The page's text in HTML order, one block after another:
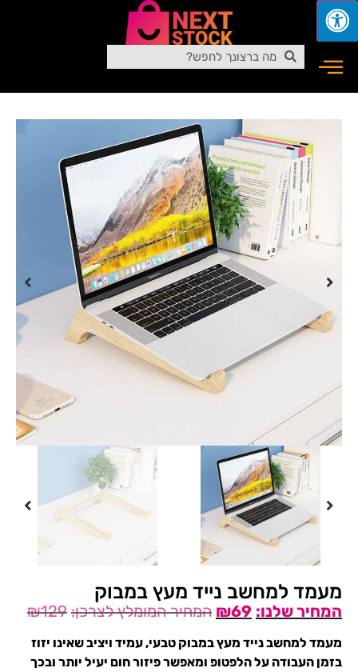
מעמד למחשב נייד מעץ במבוק
₪129 ₪69
מעמד למחשב נייד מעץ במבוק טבעי, עמיד ויציב שאינו יזוז
בזמן העבודה על הלפטופ ומאפשר פיזור חום יעיל יותר ובכך